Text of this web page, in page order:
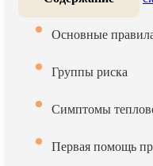
Основные
Группы риска
Симптомы
Первая помощь